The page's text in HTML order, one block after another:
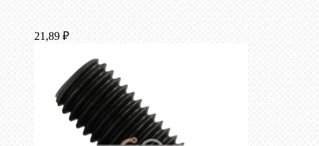
21,89 ₽